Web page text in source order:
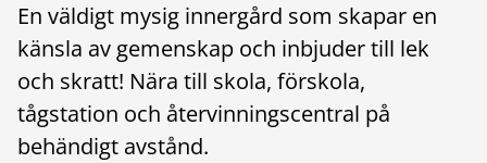
En väldigt mysig innergård som skapar en
känsla av gemenskap och inbjuder till lek
och skratt! Nära till skola, förskola,
tågstation och återvinningscentral på
behändigt avstånd.